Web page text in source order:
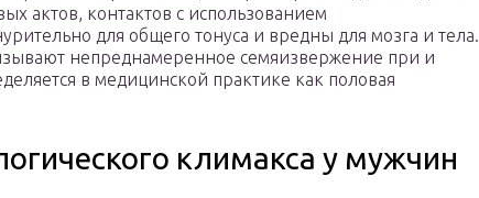
актов, контактов с использованием
для общего тонуса и вредны для мозга и тела.
непреднамеренное семяизвержение при и
в медицинской практике как половая
климакса у мужчин